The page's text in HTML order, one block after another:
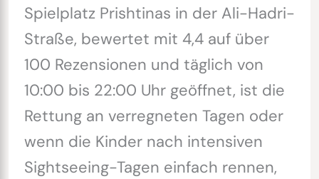
Spielplatz Prishtinas in der Ali-Hadri-
Straße, bewertet mit 4,4 auf über
100 Rezensionen und täglich von
10:00 bis 22:00 Uhr geöffnet, ist die
Rettung an verregneten Tagen oder
wenn die Kinder nach intensiven
Sightseeing-Tagen einfach rennen,